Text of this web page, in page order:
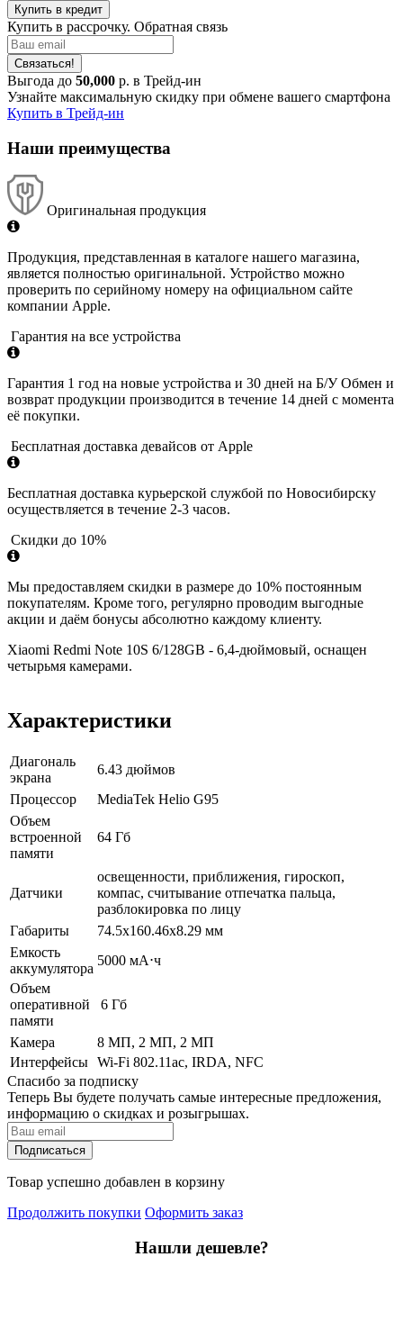
Купить в кредит
Купить в рассрочку. Обратная связь
Связаться!
Выгода до 50,000 р. в Трейд-ин
Узнайте максимальную скидку при обмене вашего смартфона
Купить в Трейд-ин
Наши преимущества
Оригинальная продукция
Продукция, представленная в каталоге нашего магазина,
является полностью оригинальной. Устройство можно
проверить по серийному номеру на официальном сайте
компании Apple.
Гарантия на все устройства
Гарантия 1 год на новые устройства и 30 дней на Б/У Обмен и
возврат продукции производится в течение 14 дней с момента
её покупки.
Бесплатная доставка девайсов от Apple
Бесплатная доставка курьерской службой по Новосибирску
осуществляется в течение 2-3 часов.
Скидки до 10%
Мы предоставляем скидки в размере до 10% постоянным
покупателям. Кроме того, регулярно проводим выгодные
акции и даём бонусы абсолютно каждому клиенту.
Xiaomi Redmi Note 10S 6/128GB - 6,4-дюймовый, оснащен
четырьмя камерами.
Характеристики
Диагональ
экрана
6.43 дюймов
Процессор
MediaTek Helio G95
Объем
встроенной
памяти
64 Гб
Датчики
освещенности, приближения, гироскоп,
компас, считывание отпечатка пальца,
разблокировка по лицу
Габариты
74.5x160.46x8.29 мм
Емкость
аккумулятора
5000 мА⋅ч
Объем
оперативной
памяти
6 Гб
Камера
8 МП, 2 МП, 2 МП
Интерфейсы Wi-Fi 802.11ac, IRDA, NFC
Спасибо за подписку
Теперь Вы будете получать самые интересные предложения,
информацию о скидках и розыгрышах.
Подписаться
Товар успешно добавлен в корзину
Продолжить покупки Оформить заказ
Нашли дешевле?